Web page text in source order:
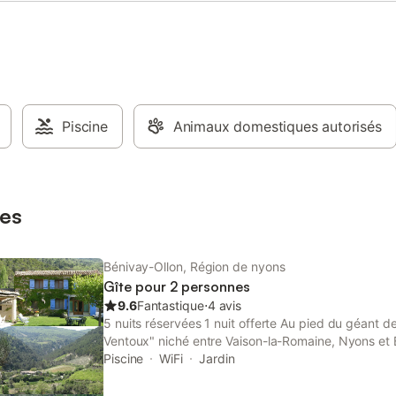
Piscine Animaux domestiques autorisés
Bénivay-Ollon, Région de nyons
Gîte pour 2 personnes
9.6Fantastique⋅4 avis
5 nuits réservées 1 nuit offerte Au pied du géant
Ventoux" niché entre Vaison-la-Romaine, Nyons et
Bénivay-Ollon la ferme de l'Ayguemarse, Simone et
Piscine WiFi Jardin